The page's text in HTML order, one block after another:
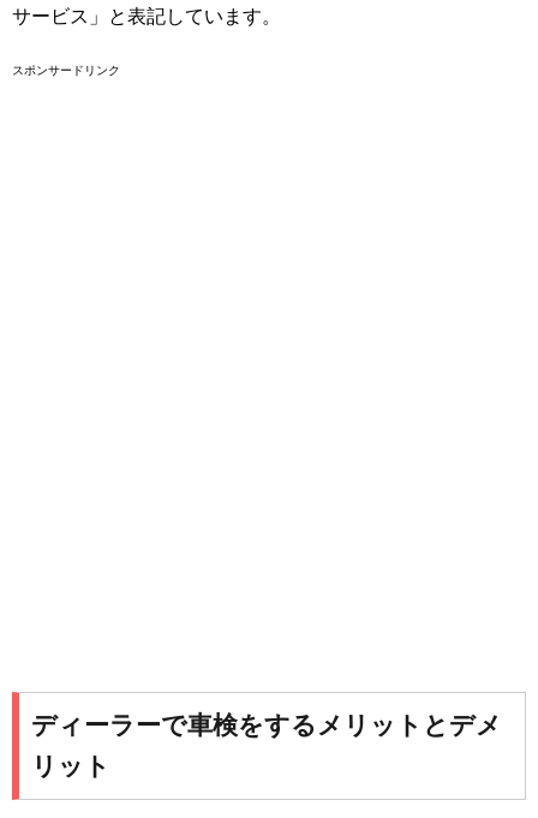
サービス」と表記しています。
スポンサードリンク
ディーラーで車検をするメリットとデメ
リット